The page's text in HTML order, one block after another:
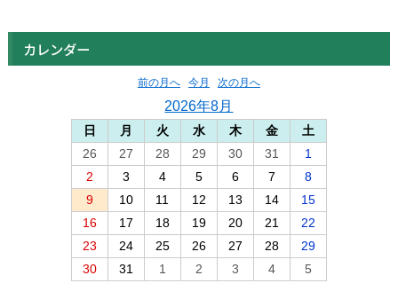
カレンダー
前の月へ 今月 次の月へ
2026年8月
日 月 火 水 木 金
土
26
27 28 29 30 31
1
2
3 4 5 6 7
8
9
10 11 12 13 14
15
16
17 18 19 20 21
22
23
24 25 26 27 28
29
30
31 1 2 3 4 5